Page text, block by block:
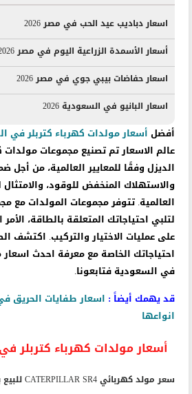
اسعار دباديب عيد الحب في مصر 2026
أسعار الأسمدة الزراعية اليوم في مصر 2026
اسعار حفاضات بيبي جوي في مصر 2026
اسعار البانيو في السعودية 2026
أفضل أسعار مولدات كهرباء كتربلر في
عالم الاسعار تم تصنيع مجموعات
الديزل وفقًا للمعايير العالمية، من أجل
والاستهلاك المنخفض للوقود، والامتثال
العالمية. تتوفر مجموعات المولدات مع
لتلبي احتياجاتك المتعلقة بالطاقة،
على عمليات الاختيار والتركيب. اكتشف
احتياجاتك الخاصة مع معرفة احدث اسعار
في السعودية فتابعونا.
قد يهمك أيضاً :
انواعها
أسعار مولدات كهرباء كتربلر في
سعر مولد كهربائي CATERPILLAR SR4 للبيع بـ 943.28 ريال سعودي